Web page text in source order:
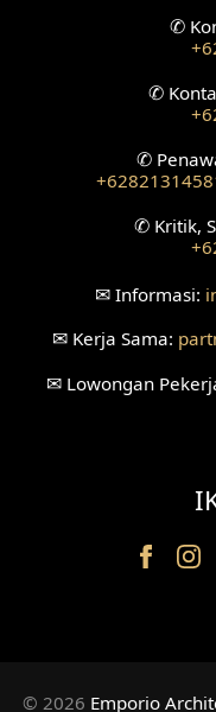
Desain
Desain
Desain Plafon
Desain
Desain
Desain
Desain
Desain Teras
✆
✆
✆
✆ Kritik,
✉Informasi:
✉ Kerja Sama:
✉Lowongan
© 2026 Emporio